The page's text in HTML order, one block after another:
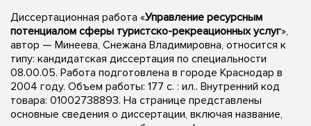
Диссертационная работа «Управление ресурсным
потенциалом сферы туристско-рекреационных услуг»,
автор — Минеева, Снежана Владимировна, относится к
типу: кандидатская диссертация по специальности
08.00.05. Работа подготовлена в городе Краснодар в
2004 году. Объем работы: 177 с. : ил.. Внутренний код
товара: 01002738893. На странице представлены
основные сведения о диссертации, включая название,